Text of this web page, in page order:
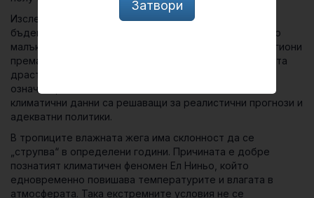
Изследването също така разкрива, че прогнозите за
бъдещата влажна жега силно зависят от сравнително
малък брой изключително екстремни дни. В някои региони
премахването само на един такъв ден от статистиката
драстично променя дългосрочните оценки. Това
означава, че точните наблюдения и качествените
климатични данни са решаващи за реалистични прогнози и
адекватни политики.
В тропиците влажната жега има склонност да се
„струпва“ в определени години. Причината е добре
познатият климатичен феномен Ел Ниньо, който
едновременно повишава температурите и влагата в
атмосферата. Така екстремните условия не се
Затвори